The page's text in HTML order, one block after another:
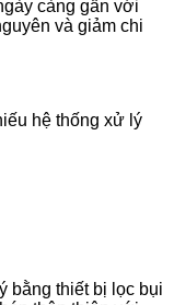
càng gần với
và giảm chi
hệ thống xử lý
bằng thiết bị lọc bụi